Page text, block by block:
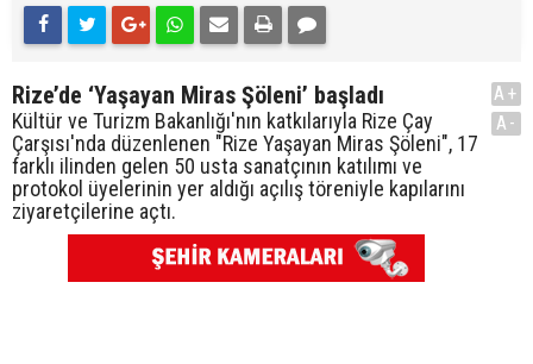
Rize’de ‘Yaşayan Miras Şöleni’ başladı
Kültür ve Turizm Bakanlığı'nın katkılarıyla Rize Çay
Çarşısı'nda düzenlenen "Rize Yaşayan Miras Şöleni", 17
farklı ilinden gelen 50 usta sanatçının katılımı ve
protokol üyelerinin yer aldığı açılış töreniyle kapılarını
ziyaretçilerine açtı.
A+
A-